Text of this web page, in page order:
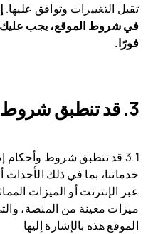
تقبل التغييرات وتوافق عليها.
في شروط الموقع، يجب
فورًا.
قد تنطبق
3.1 قد تنطبق شروط وأحكام
خدماتنا، بما في ذلك الأحداث
عبر الإنترنت أو الميزات
ميزات معينة من المنصة،
الموقع هذه بالإشارة إليها